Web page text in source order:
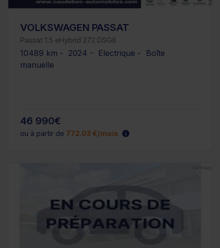
VOLKSWAGEN PASSAT
Passat 1.5 eHybrid 272 DSG6
10489 km - 2024 - Electrique - Boîte
manuelle
46 990€
ou à partir de 772.03 €/mois